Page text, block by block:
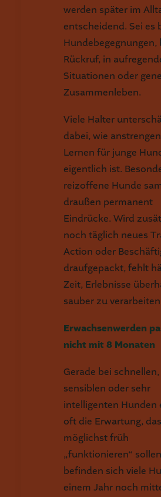
werden später im
entscheidend. Sei es
Hundebegegnungen,
Rückruf, in
Situationen oder
Zusammenleben.
Viele Halter
dabei, wie
Lernen für junge
eigentlich ist.
reizoffene Hunde
draußen permanent
Eindrücke. Wird
noch täglich neues
Action oder
draufgepackt, fehlt
Zeit, Erlebnisse
sauber zu
Erwachsenwerden
nicht mit 8 Monaten
Gerade bei schnellen,
sensiblen oder sehr
intelligenten Hunden
oft die Erwartung,
möglichst früh
„funktionieren“
befinden sich viele
einem Jahr noch